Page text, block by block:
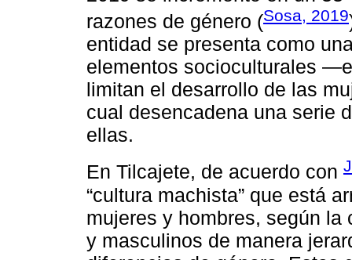
razones de género (Sosa, 2019
entidad se presenta como
elementos socioculturales
limitan el desarrollo de las
cual desencadena una serie
ellas.
En Tilcajete, de acuerdo con
“cultura machista” que está
mujeres y hombres, según
y masculinos de manera